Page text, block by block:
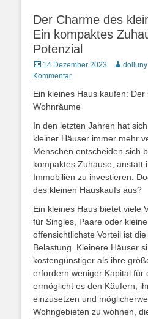
Der Charme des
Ein kompaktes
Potenzial
Posted
on
14 Dezember 2023 Autordolluny
Kommentar
Ein kleines Haus kaufen:
Wohnräume
In den letzten Jahren hat
kleiner Häuser immer mehr
Menschen entscheiden sich
kompaktes Zuhause, anstatt
Immobilien zu investieren.
des kleinen Hauskaufs aus?
Ein kleines Haus bietet viele
für Singles, Paare oder
offensichtlichste Vorteil ist
Belastung. Kleinere Häuser
kostengünstiger als ihre
erfordern weniger Kapital für
ermöglicht es den Käufern,
einzusetzen und
Wohngebieten zu wohnen,